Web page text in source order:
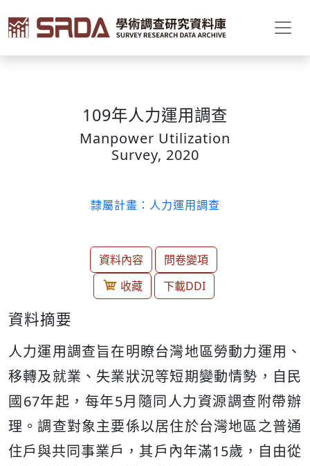
109年人力運用調查
Manpower Utilization
Survey, 2020
隸屬計畫：人力運用調查
資料內容
問卷變項
收藏
下載DDI
資料摘要
人力運用調查旨在明瞭台灣地區勞動力運用、
移轉及就業、失業狀況等短期變動情勢，自民
國67年起，每年5月隨同人力資源調查附帶辦
理。調查對象主要係以居住於台灣地區之普通
住戶與共同事業戶，其戶內年滿15歲，自由從